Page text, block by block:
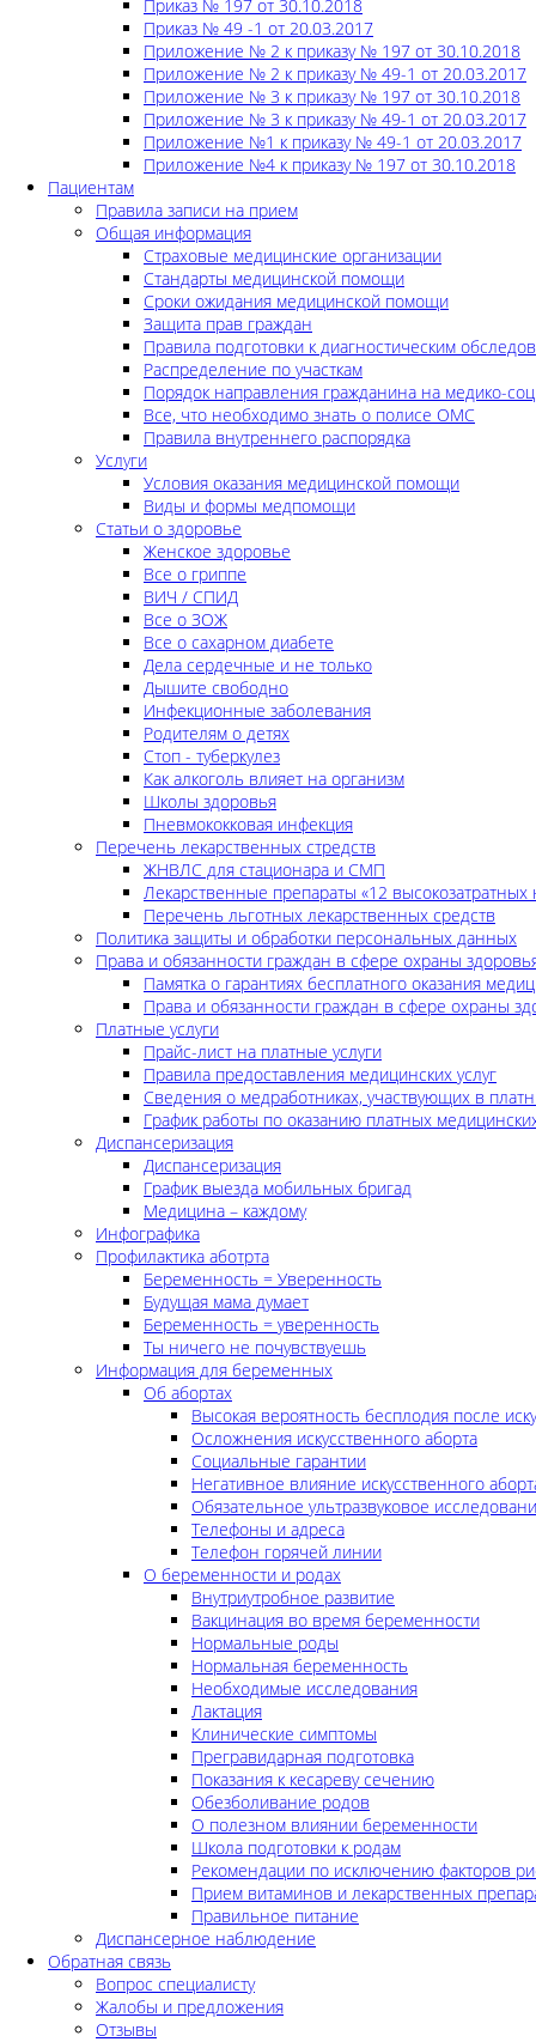
Приказ № 197 от 30.10.2018
Приказ № 49 -1 от 20.03.2017
Приложение № 2 к приказу № 197 от 30.10.2018
Приложение № 2 к приказу № 49-1 от 20.03.2017
Приложение № 3 к приказу № 197 от 30.10.2018
Приложение № 3 к приказу № 49-1 от 20.03.2017
Приложение №1 к приказу № 49-1 от 20.03.2017
Приложение №4 к приказу № 197 от 30.10.2018
Пациентам
Правила записи на прием
Общая информация
Страховые медицинские организации
Стандарты медицинской помощи
Сроки ожидания медицинской помощи
Защита прав граждан
Правила подготовки к диагностическим
Распределение по участкам
Порядок направления гражданина на медико-
Все, что необходимо знать о полисе ОМС
Правила внутреннего распорядка
Услуги
Условия оказания медицинской помощи
Виды и формы медпомощи
Статьи о здоровье
Женское здоровье
Все о гриппе
ВИЧ / СПИД
Все о ЗОЖ
Все о сахарном диабете
Дела сердечные и не только
Дышите свободно
Инфекционные заболевания
Родителям о детях
Стоп - туберкулез
Как алкоголь влияет на организм
Школы здоровья
Пневмококковая инфекция
Перечень лекарственных стредств
ЖНВЛС для стационара и СМП
Лекарственные препараты «12 высокозатратных
Перечень льготных лекарственных средств
Политика защиты и обработки персональных данных
Права и обязанности граждан в сфере охраны
Памятка о гарантиях бесплатного оказания
Права и обязанности граждан в сфере охраны
Платные услуги
Прайс-лист на платные услуги
Правила предоставления медицинских услуг
Сведения о медработниках, участвующих в
График работы по оказанию платных
Диспансеризация
Диспансеризация
График выезда мобильных бригад
Медицина – каждому
Инфографика
Профилактика аботрта
Беременность = Уверенность
Будущая мама думает
Беременность = уверенность
Ты ничего не почувствуешь
Информация для беременных
Об абортах
Высокая вероятность бесплодия после
Осложнения искусственного аборта
Социальные гарантии
Негативное влияние искусственного
Обязательное ультразвуковое
Телефоны и адреса
Телефон горячей линии
О беременности и родах
Внутриутробное развитие
Вакцинация во время беременности
Нормальные роды
Нормальная беременность
Необходимые исследования
Лактация
Клинические симптомы
Прегравидарная подготовка
Показания к кесареву сечению
Обезболивание родов
О полезном влиянии беременности
Школа подготовки к родам
Рекомендации по исключению факторов
Прием витаминов и лекарственных
Правильное питание
Диспансерное наблюдение
Обратная связь
Вопрос специалисту
Жалобы и предложения
Отзывы